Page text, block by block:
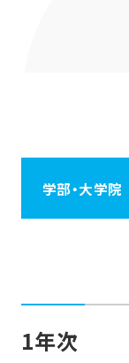
学部・大学院
仏教学部
1年次